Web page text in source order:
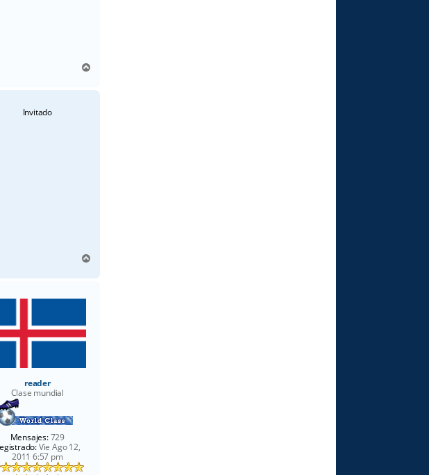
r
Invitado
r
reader
Clase mundial
Mensajes:729
Vie Ago 12,
2011 6:57 pm